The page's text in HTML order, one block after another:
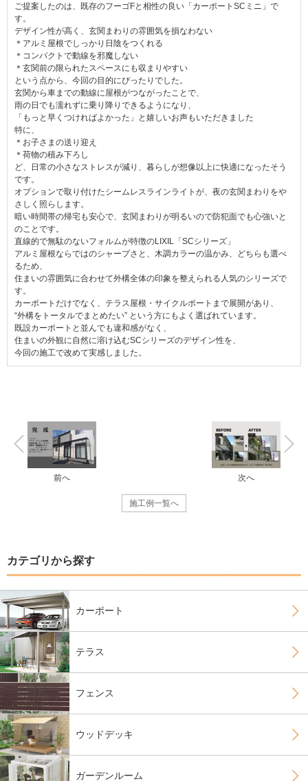
ご提案したのは、既存のフーゴFと相性の良い「カーポートSCミニ」で
す。
デザイン性が高く、玄関まわりの雰囲気を損なわない
＊アルミ屋根でしっかり日陰をつくれる
＊コンパクトで動線を邪魔しない
＊玄関前の限られたスペースにも収まりやすい
という点から、今回の目的にぴったりでした。
玄関から車までの動線に屋根がつながったことで、
雨の日でも濡れずに乗り降りできるようになり、
「もっと早くつければよかった」と嬉しいお声もいただきました
特に、
＊お子さまの送り迎え
＊荷物の積み下ろし
ど、日常の小さなストレスが減り、暮らしが想像以上に快適になったそう
です。
オプションで取り付けたシームレスラインライトが、夜の玄関まわりをや
さしく照らします。
暗い時間帯の帰宅も安心で、玄関まわりが明るいので防犯面でも心強いと
のことです。
直線的で無駄のないフォルムが特徴のLIXIL「SCシリーズ」
アルミ屋根ならではのシャープさと、木調カラーの温かみ、どちらも選べ
るため、
住まいの雰囲気に合わせて外構全体の印象を整えられる人気のシリーズで
す。
カーポートだけでなく、テラス屋根・サイクルポートまで展開があり、
“外構をトータルでまとめたい” という方にもよく選ばれています。
既設カーポートと並んでも違和感がなく、
住まいの外観に自然に溶け込むSCシリーズのデザイン性を、
今回の施工で改めて実感しました。
施工例一覧へ
前へ 次へ
カテゴリから探す
カーポート
テラス
フェンス
ウッドデッキ
ガーデンルーム